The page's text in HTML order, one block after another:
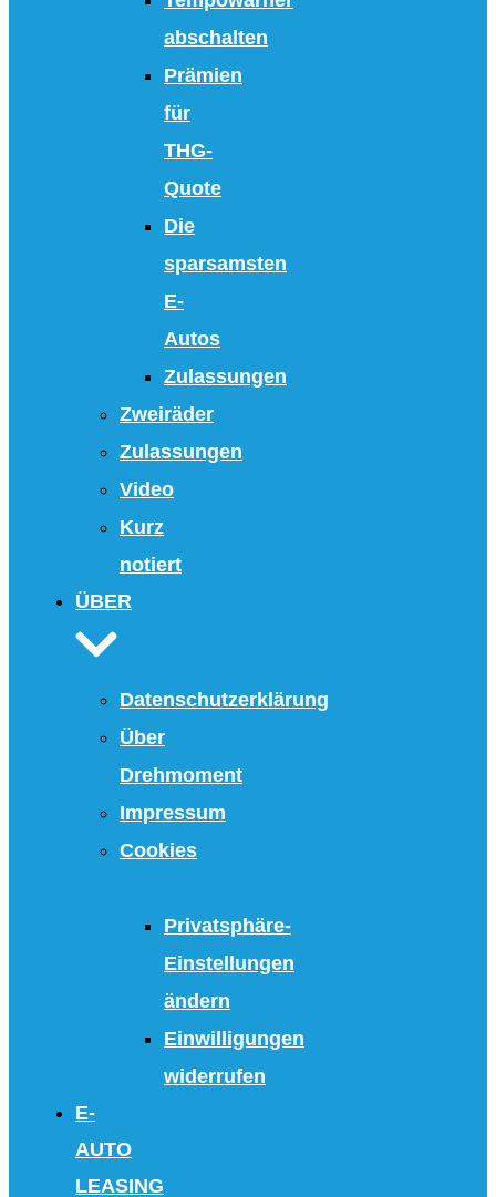
abschalten
Prämien
für
THG-
Quote
Die
sparsamsten
E-
Autos
Zulassungen
Zweiräder
Zulassungen
Video
Kurz
notiert
ÜBER
Datenschutzerklärung
Über
Drehmoment
Impressum
Cookies
Privatsphäre-
Einstellungen
ändern
Einwilligungen
widerrufen
E-
AUTO
LEASING